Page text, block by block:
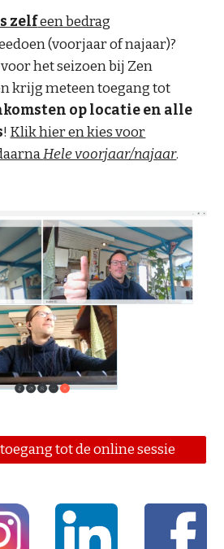
zelfeen bedrag
(voorjaar of najaar)?
het seizoen bij Zen
krijg meteen toegang tot
op locatie en alle
! Klik hier en kies voor
Hele voorjaar/najaar.
tot de online sessie